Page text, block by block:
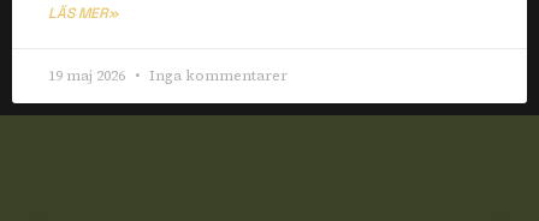
LÄS MER»
19 maj 2026 Inga kommentarer